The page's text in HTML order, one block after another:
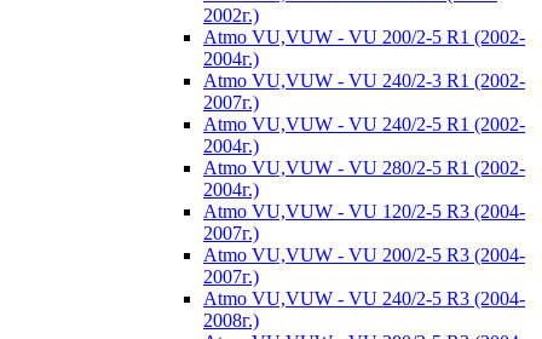
2002г.)
Atmo VU,VUW - VU 200/2-5 R1 (2002-
2004г.)
Atmo VU,VUW - VU 240/2-3 R1 (2002-
2007г.)
Atmo VU,VUW - VU 240/2-5 R1 (2002-
2004г.)
Atmo VU,VUW - VU 280/2-5 R1 (2002-
2004г.)
Atmo VU,VUW - VU 120/2-5 R3 (2004-
2007г.)
Atmo VU,VUW - VU 200/2-5 R3 (2004-
2007г.)
Atmo VU,VUW - VU 240/2-5 R3 (2004-
2008г.)